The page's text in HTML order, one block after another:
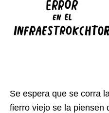
Se espera que se corra
fierro viejo se la piensen